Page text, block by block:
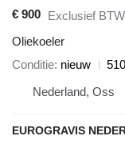
€ 900 Exclusief BTW
Oliekoeler
Conditie nieuw
Nederland, Oss
EUROGRAVIS